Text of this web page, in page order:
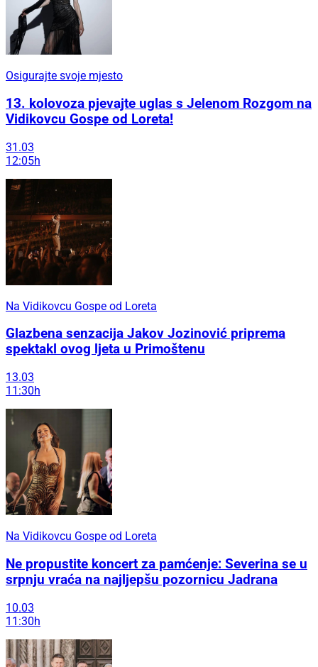
Osigurajte svoje mjesto
13. kolovoza pjevajte uglas s Jelenom Rozgom na
Vidikovcu Gospe od Loreta!
31.03
12:05h
Na Vidikovcu Gospe od Loreta
Glazbena senzacija Jakov Jozinović priprema
spektakl ovog ljeta u Primoštenu
13.03
11:30h
Na Vidikovcu Gospe od Loreta
Ne propustite koncert za pamćenje: Severina se u
srpnju vraća na najljepšu pozornicu Jadrana
10.03
11:30h